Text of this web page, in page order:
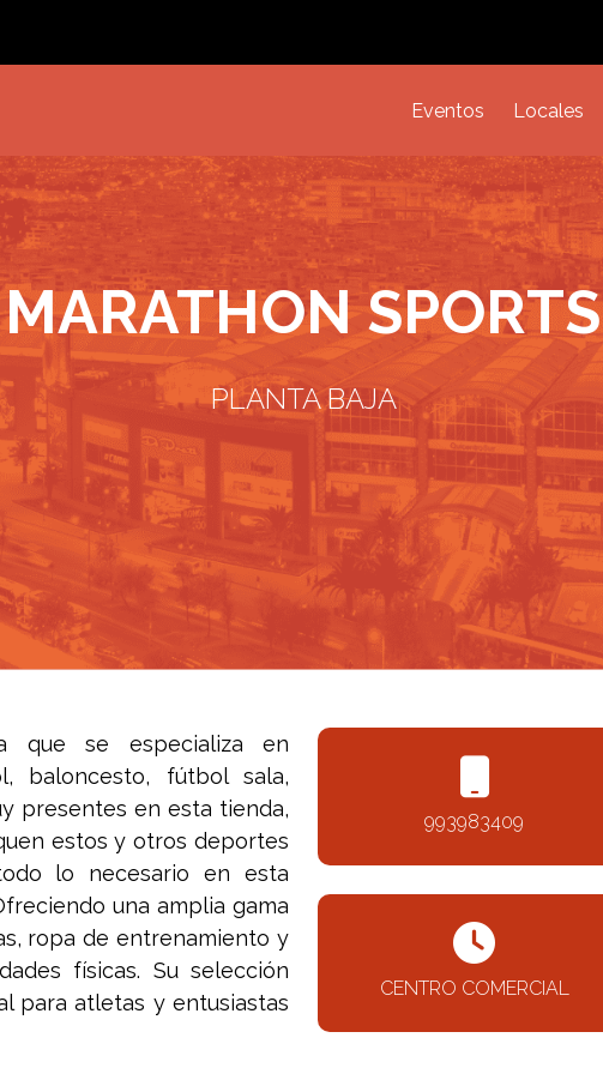
Eventos Locales
MARATHON SPORTS
PLANTA BAJA
que se especializa en
baloncesto, fútbol sala,
presentes en esta tienda,
estos y otros deportes
lo necesario en esta
una amplia gama
ropa de entrenamiento y
físicas. Su selección
para atletas y entusiastas
993983409
CENTRO COMERCIAL